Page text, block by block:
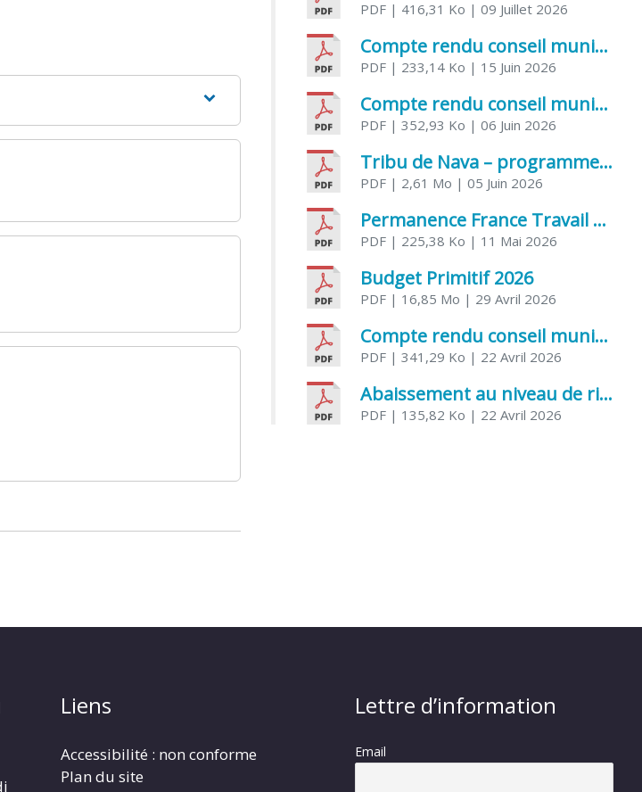
PDF | 416,31 Ko | 09 Juillet 2026
Compte rendu conseil municipal 5 juin 2026 sénatoriale
PDF | 233,14 Ko | 15 Juin 2026
Compte rendu conseil municipal – 21 avril 2026
PDF | 352,93 Ko | 06 Juin 2026
Tribu de Nava – programme et inscriptions été 2026
PDF | 2,61 Mo | 05 Juin 2026
Permanence France Travail au CCAS de Saujon Juin 2026
PDF | 225,38 Ko | 11 Mai 2026
Budget Primitif 2026
PDF | 16,85 Mo | 29 Avril 2026
Compte rendu conseil municipal – 7 avril 2026
PDF | 341,29 Ko | 22 Avril 2026
Abaissement au niveau de risque modéré de l’Influenza aviaire
PDF | 135,82 Ko | 22 Avril 2026
Liens
Accessibilité : non conforme
Plan du site
Lettre d’information
Email